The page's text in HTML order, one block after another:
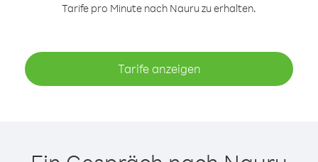
Tarife pro Minute nach Nauru zu erhalten.
Tarife anzeigen